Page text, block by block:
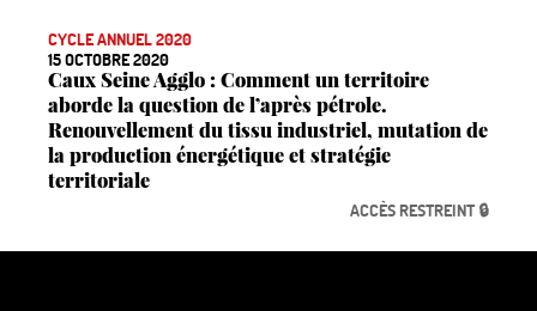
CYCLE ANNUEL 2020
15 OCTOBRE 2020
Caux Seine Agglo : Comment un territoire
aborde la question de l’après pétrole.
Renouvellement du tissu industriel, mutation de
la production énergétique et stratégie
territoriale
ACCÈS RESTREINT 🔒